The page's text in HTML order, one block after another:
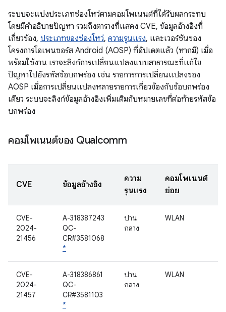
ระบบจะแบ่งประเภทช่องโหว่ตามคอมโพเนนต์ที่ได้รับผลกระทบ
โดยมีคำอธิบายปัญหา รวมถึงตารางที่แสดง CVE, ข้อมูลอ้างอิงที่
เกี่ยวข้อง, ประเภทของช่องโหว่, ความรุนแรง, และเวอร์ชันของ
โครงการโอเพนซอร์ส Android (AOSP) ที่อัปเดตแล้ว (หากมี) เมื่อ
พร้อมใช้งาน เราจะลิงก์การเปลี่ยนแปลงแบบสาธารณะที่แก้ไข
ปัญหาไปยังรหัสข้อบกพร่อง เช่น รายการการเปลี่ยนแปลงของ
AOSP เมื่อการเปลี่ยนแปลงหลายรายการเกี่ยวข้องกับข้อบกพร่อง
เดียว ระบบจะลิงก์ข้อมูลอ้างอิงเพิ่มเติมกับหมายเลขที่ต่อท้ายรหัสข้อ
บกพร่อง
คอมโพเนนต์ของ Qualcomm
CVE ข้อมูลอ้างอิง
ความ
รุนแรง
คอมโพเนนต์
ย่อย
CVE-
2024-
21456
A-318387243
QC-
CR#3581068
*
ปาน
กลาง
WLAN
CVE-
2024-
21457
A-318386861
QC-
CR#3581103
*
ปาน
กลาง
WLAN